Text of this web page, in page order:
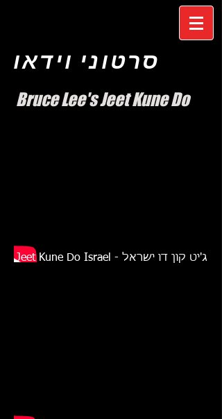
סרטוני וידאו
Bruce Lee's Jeet Kune Do
Jeet Kune Do Israel - ג'יט קון דו ישראל